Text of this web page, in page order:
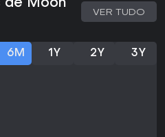
que gostam de personalizar
Se você prefere
sobretudo para fãs
de Moon
VER TUDO
6M 1Y 2Y 3Y